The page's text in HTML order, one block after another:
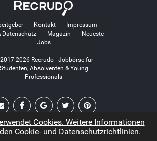
- Kontakt- Impressum -
Datenschutz- Magazin -
Neueste
Jobs
2026 Recrudo - Jobbörse für
Studenten, Absolventen & Young
Professionals
Cookies. Weitere Informationen
Cookie- und Datenschutzrichtlinien.